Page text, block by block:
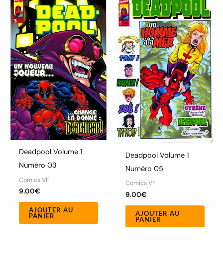
Deadpool Volume 1
Numéro 03
Comics VF
9.00€
AJOUTER AU
PANIER
Deadpool Volume 1
Numéro 05
Comics VF
9.00€
AJOUTER AU
PANIER